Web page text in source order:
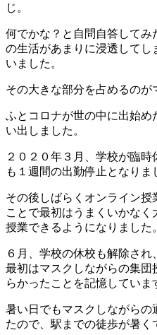
じ。
何でかな？と自問自答して
の生活があまりに浸透して
いました。
その大きな部分を占めるのが
ふとコロナが世の中に出始
い出しました。
２０２０年３月、学校が臨
も１週間の出勤停止となりま
その後しばらくオンライン
ことで最初はうまくいかな
授業できるようになりました。
６月、学校の休校も解除され
最初はマスクしながらの集
らかったことを記憶していま
暑い日でもマスクしながら
たので、駅までの徒歩が暑く